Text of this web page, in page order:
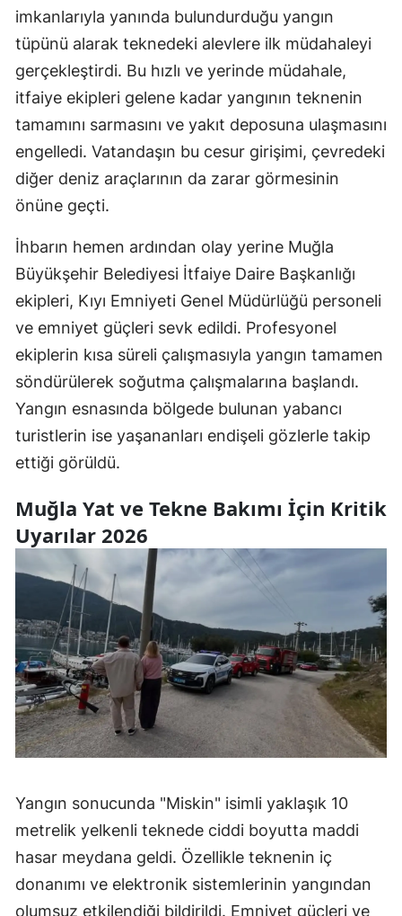
imkanlarıyla yanında bulundurduğu yangın
tüpünü alarak teknedeki alevlere ilk müdahaleyi
gerçekleştirdi. Bu hızlı ve yerinde müdahale,
itfaiye ekipleri gelene kadar yangının teknenin
tamamını sarmasını ve yakıt deposuna ulaşmasını
engelledi. Vatandaşın bu cesur girişimi, çevredeki
diğer deniz araçlarının da zarar görmesinin
önüne geçti.
İhbarın hemen ardından olay yerine Muğla
Büyükşehir Belediyesi İtfaiye Daire Başkanlığı
ekipleri, Kıyı Emniyeti Genel Müdürlüğü personeli
ve emniyet güçleri sevk edildi. Profesyonel
ekiplerin kısa süreli çalışmasıyla yangın tamamen
söndürülerek soğutma çalışmalarına başlandı.
Yangın esnasında bölgede bulunan yabancı
turistlerin ise yaşananları endişeli gözlerle takip
ettiği görüldü.
Muğla Yat ve Tekne Bakımı İçin Kritik
Uyarılar 2026
Yangın sonucunda "Miskin" isimli yaklaşık 10
metrelik yelkenli teknede ciddi boyutta maddi
hasar meydana geldi. Özellikle teknenin iç
donanımı ve elektronik sistemlerinin yangından
olumsuz etkilendiği bildirildi. Emniyet güçleri ve